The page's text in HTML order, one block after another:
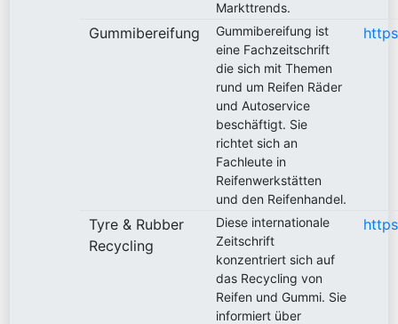
Markttrends.
Gummibereifung
Gummibereifung ist
eine Fachzeitschrift
die sich mit Themen
rund um Reifen Räder
und Autoservice
beschäftigt. Sie
richtet sich an
Fachleute in
Reifenwerkstätten
und den Reifenhandel.
Tyre & Rubber
Recycling
Diese internationale
Zeitschrift
konzentriert sich auf
das Recycling von
Reifen und Gummi. Sie
informiert über